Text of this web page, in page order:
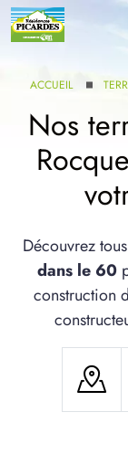
GAMME
SERVICE BDL
ACCUEIL
Nos
Découvrez
dans le 60
construction